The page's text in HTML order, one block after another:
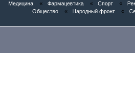
Медицина
« Фармацевтика « Спорт «
Общество
« Народный фронт «